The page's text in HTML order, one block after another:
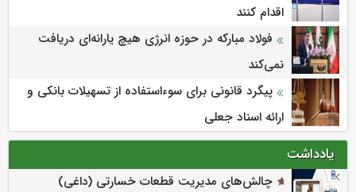
اقدام کنند
فولاد مبارکه در حوزه انرژی هیچ یارانه‌ای دریافت
نمی‌کند
پیگرد قانونی برای سوءاستفاده از تسهیلات بانکی و
ارائه اسناد جعلی
یادداشت
چالش‌های مدیریت قطعات خسارتی (داغی)